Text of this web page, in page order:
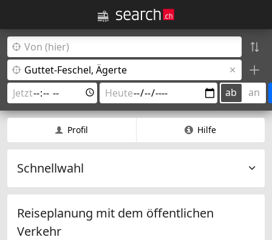
ab an
Profil Hilfe
Schnellwahl
Reiseplanung mit dem öffentlichen
Verkehr